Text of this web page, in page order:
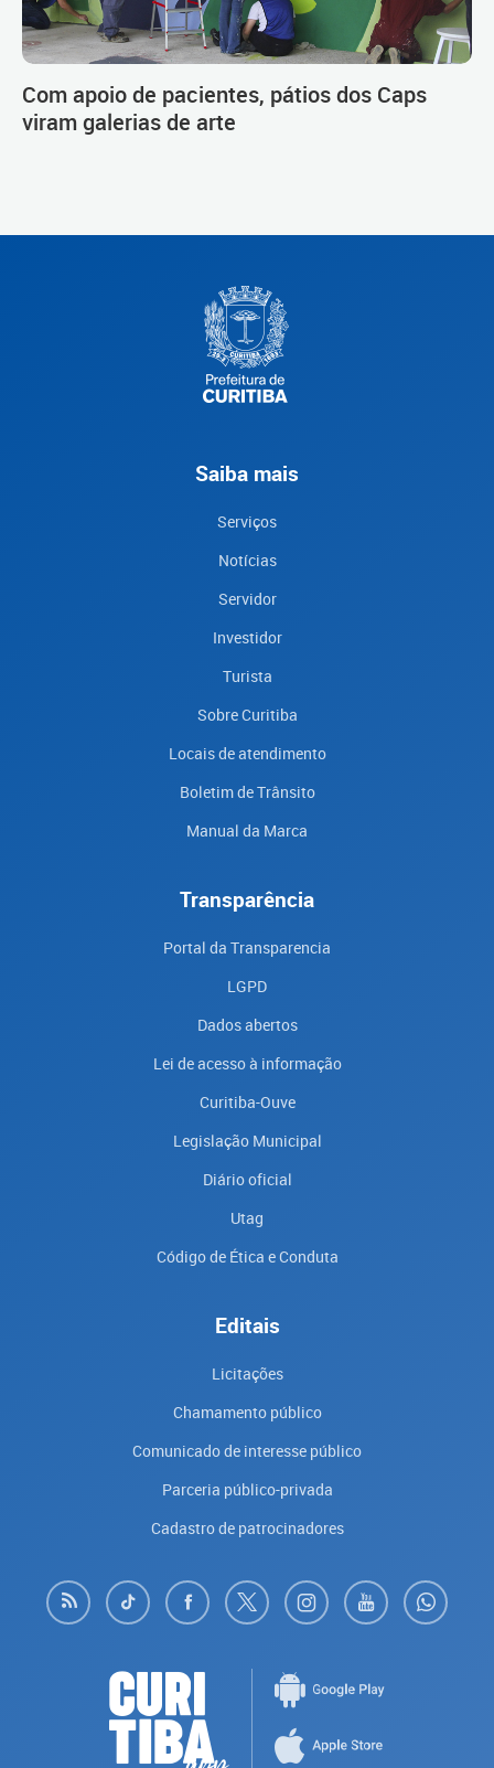
Com apoio de pacientes, pátios dos Caps
viram galerias de arte
Saiba mais
Serviços
Notícias
Servidor
Investidor
Turista
Sobre Curitiba
Locais de atendimento
Boletim de Trânsito
Manual da Marca
Transparência
Portal da Transparencia
LGPD
Dados abertos
Lei de acesso à informação
Curitiba-Ouve
Legislação Municipal
Diário oficial
Utag
Código de Ética e Conduta
Editais
Licitações
Chamamento público
Comunicado de interesse público
Parceria público-privada
Cadastro de patrocinadores